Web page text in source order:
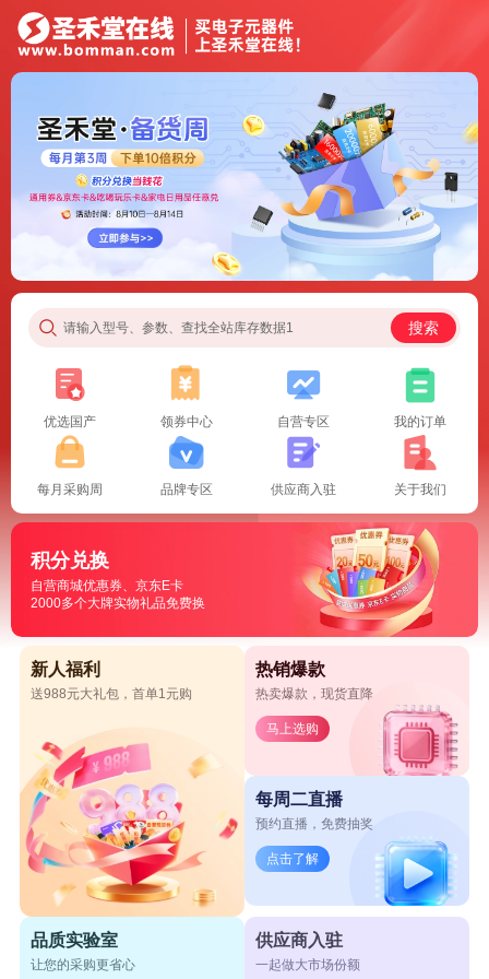
请输入型号、参数、查找全站库存数据1 搜索
优选国产 领券中心 自营专区 我的订单
每月采购周 品牌专区 供应商入驻 关于我们
积分兑换
自营商城优惠券、京东E卡
2000多个大牌实物礼品免费换
新人福利
送988元大礼包，首单1元购
热销爆款
热卖爆款，现货直降
马上选购
每周二直播
预约直播，免费抽奖
点击了解
品质实验室
让您的采购更省心
供应商入驻
一起做大市场份额